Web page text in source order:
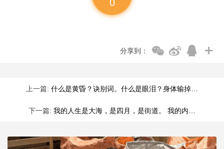
0
分享到：
上一篇: 什么是黄昏？诀别词。什么是眼泪？身体输掉…
下一篇: 我的人生是大海，是四月，是街道。 我的内…